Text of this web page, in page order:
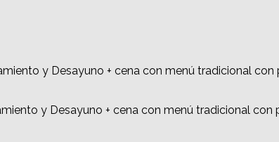
y Desayuno + cena con menú tradicional
y Desayuno + cena con menú tradicional con